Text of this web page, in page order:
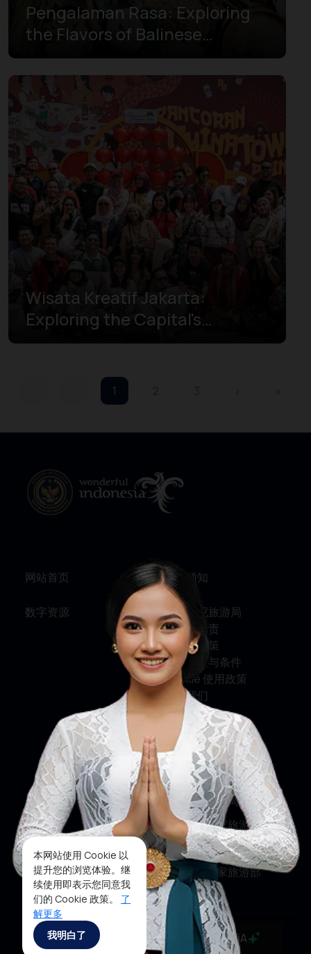
MaiA
本网站使用 Cookie 以
提升您的浏览体验。继
续使用即表示您同意我
们的 Cookie 政策。 了
解更多
我明白了
Pengalaman Rasa: Exploring
the Flavors of Balinese
Gastronomy
Wisata Kreatif Jakarta:
Exploring the Capital's
Culinary Heritage and Culture
1
网站首页
数字资源
旅行须知
关于印尼旅游局
服务与问责
隐私权政策
使用条款与条件
Cookie 使用政策
联系我们
关注我们
印尼旅游部
印尼旅游局
印尼国家旅游局
印尼国家旅游部
印尼国家旅游部
Copyrights ©2025 Ministry of Tourism, Republic of
Indonesia 沪ICP备19023026号-1